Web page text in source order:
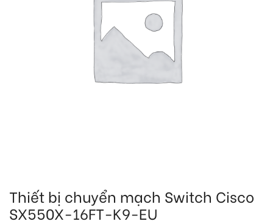
Thiết bị chuyển mạch Switch Cisco
SX550X-16FT-K9-EU